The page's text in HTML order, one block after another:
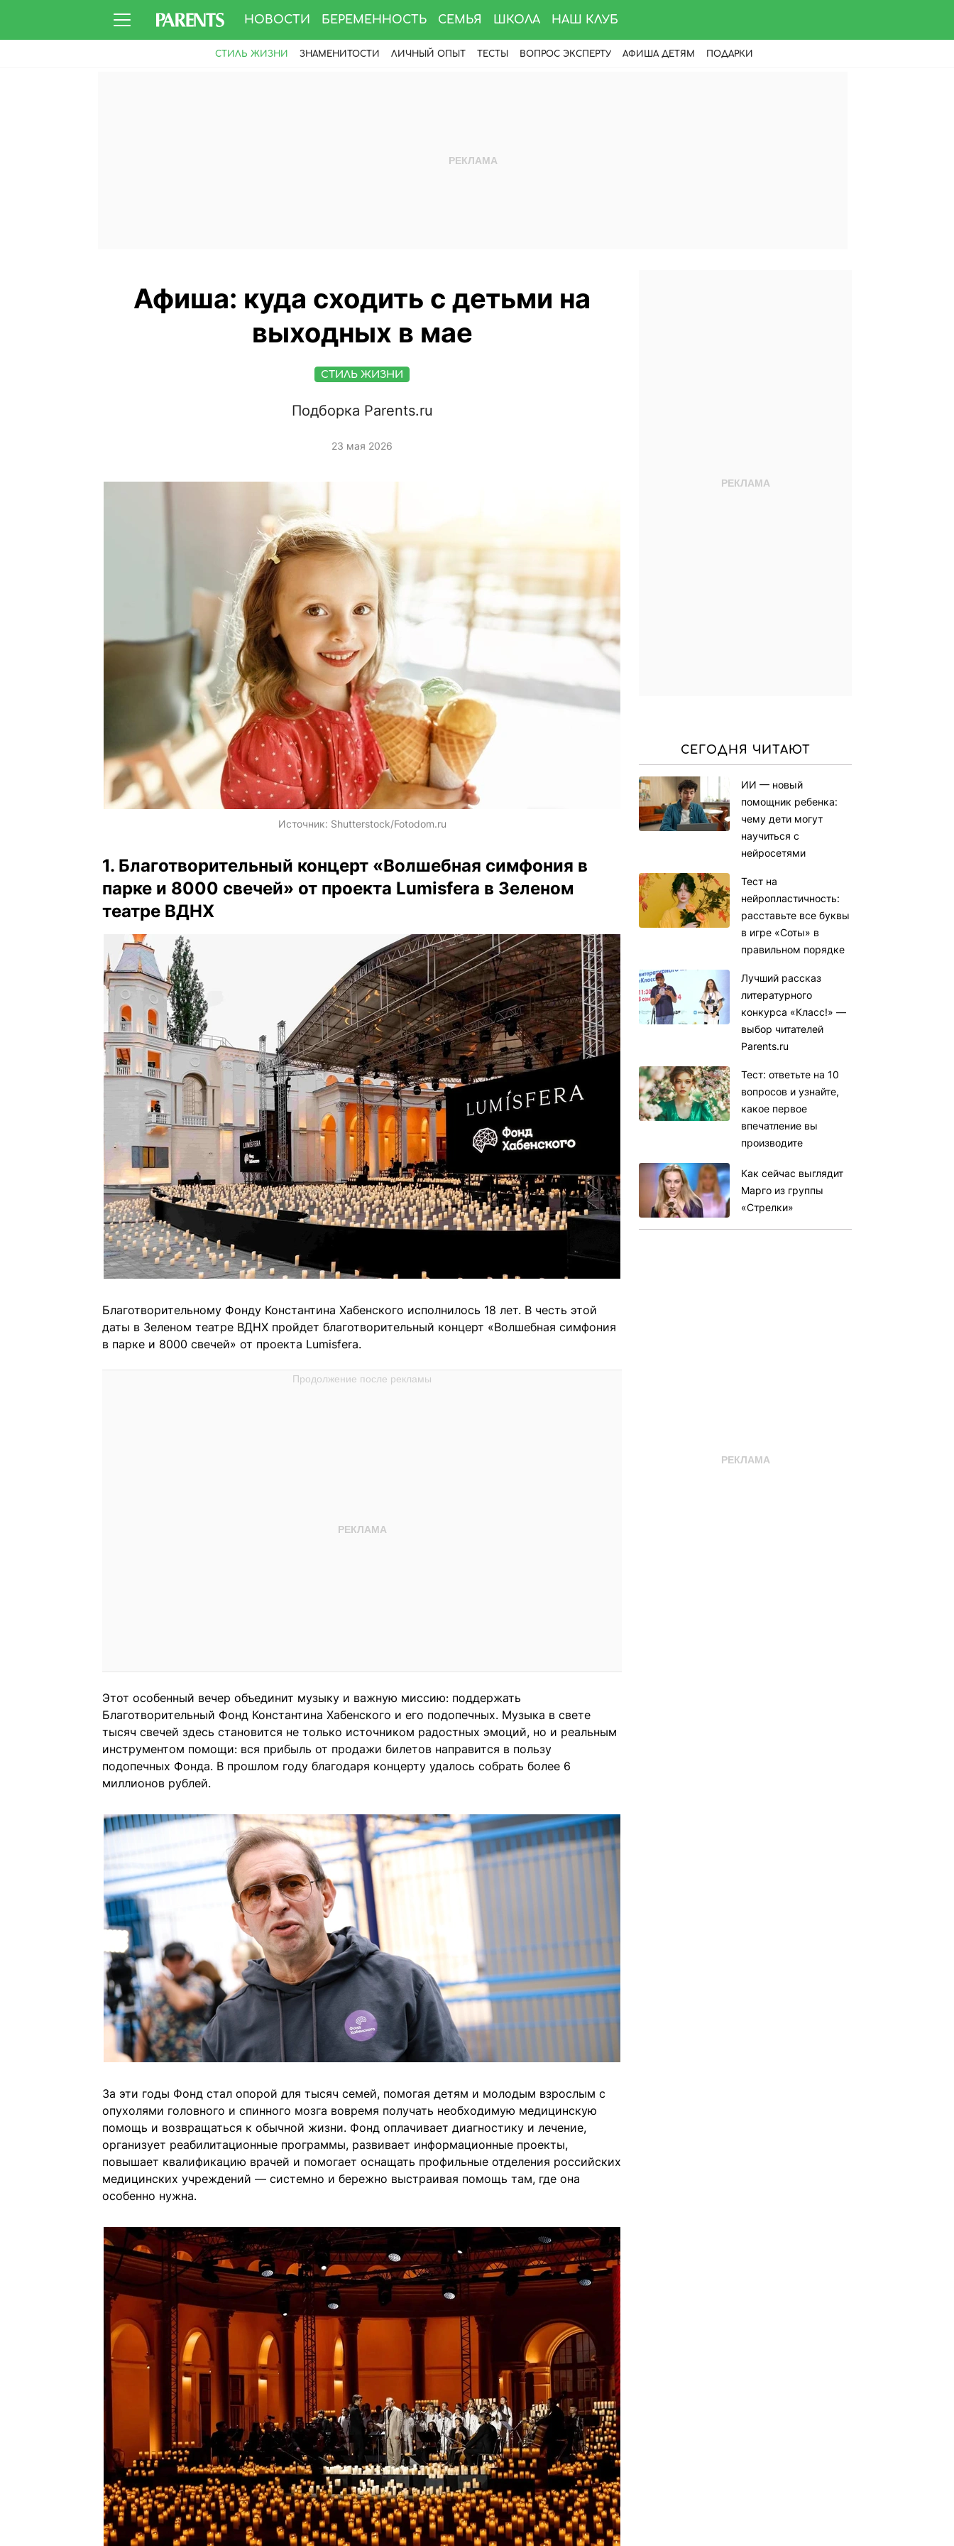
НОВОСТИ БЕРЕМЕННОСТЬ СЕМЬЯ ШКОЛА НАШ КЛУБ
СТИЛЬ ЖИЗНИ ЗНАМЕНИТОСТИ ЛИЧНЫЙ ОПЫТ ТЕСТЫ ВОПРОС ЭКСПЕРТУ АФИША ДЕТЯМ ПОДАРКИ
Афиша: куда сходить с детьми на
выходных в мае
СТИЛЬ ЖИЗНИ
Подборка Parents.ru
23 мая 2026
Источник: Shutterstock/Fotodom.ru
1. Благотворительный концерт «Волшебная симфония в
парке и 8000 свечей» от проекта Lumisfera в Зеленом
театре ВДНХ
Благотворительному Фонду Константина Хабенского исполнилось 18 лет. В честь этой
даты в Зеленом театре ВДНХ пройдет благотворительный концерт «Волшебная симфония
в парке и 8000 свечей» от проекта Lumisfera.
Этот особенный вечер объединит музыку и важную миссию: поддержать
Благотворительный Фонд Константина Хабенского и его подопечных. Музыка в свете
тысяч свечей здесь становится не только источником радостных эмоций, но и реальным
инструментом помощи: вся прибыль от продажи билетов направится в пользу
подопечных Фонда. В прошлом году благодаря концерту удалось собрать более 6
миллионов рублей.
За эти годы Фонд стал опорой для тысяч семей, помогая детям и молодым взрослым с
опухолями головного и спинного мозга вовремя получать необходимую медицинскую
помощь и возвращаться к обычной жизни. Фонд оплачивает диагностику и лечение,
организует реабилитационные программы, развивает информационные проекты,
повышает квалификацию врачей и помогает оснащать профильные отделения российских
медицинских учреждений — системно и бережно выстраивая помощь там, где она
особенно нужна.
СЕГОДНЯ ЧИТАЮТ
ИИ — новый
помощник ребенка:
чему дети могут
научиться с
нейросетями
Тест на
нейропластичность:
расставьте все буквы
в игре «Соты» в
правильном порядке
Лучший рассказ
литературного
конкурса «Класс!» —
выбор читателей
Parents.ru
Тест: ответьте на 10
вопросов и узнайте,
какое первое
впечатление вы
производите
Как сейчас выглядит
Марго из группы
«Стрелки»